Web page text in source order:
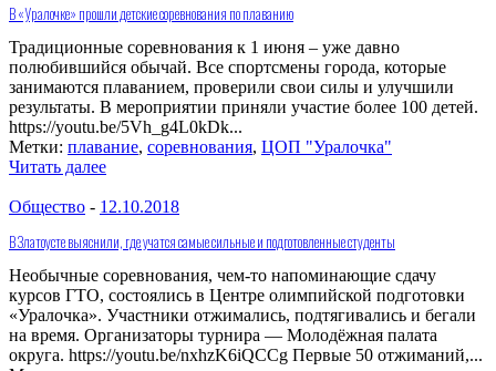
В «Уралочке» прошли детские соревнования по плаванию
Традиционные соревнования к 1 июня – уже давно
полюбившийся обычай. Все спортсмены города, которые
занимаются плаванием, проверили свои силы и улучшили
результаты. В мероприятии приняли участие более 100 детей.
https://youtu.be/5Vh_g4L0kDk...
Метки: плавание, соревнования, ЦОП "Уралочка"
Читать далее
Общество - 12.10.2018
В Златоусте выяснили, где учатся самые сильные и подготовленные студенты
Необычные соревнования, чем-то напоминающие сдачу
курсов ГТО, состоялись в Центре олимпийской подготовки
«Уралочка». Участники отжимались, подтягивались и бегали
на время. Организаторы турнира — Молодёжная палата
округа. https://youtu.be/nxhzK6iQCCg Первые 50 отжиманий,...